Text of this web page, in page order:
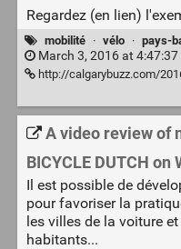
Regardez (en lien)
mobilité · vélo · pays-
March 3, 2016 at 4:47:37
http://calgarybuzz.com/2016/
A video review of
BICYCLE DUTCH
Il est possible de
pour favoriser la
les villes de la voiture
habitants...